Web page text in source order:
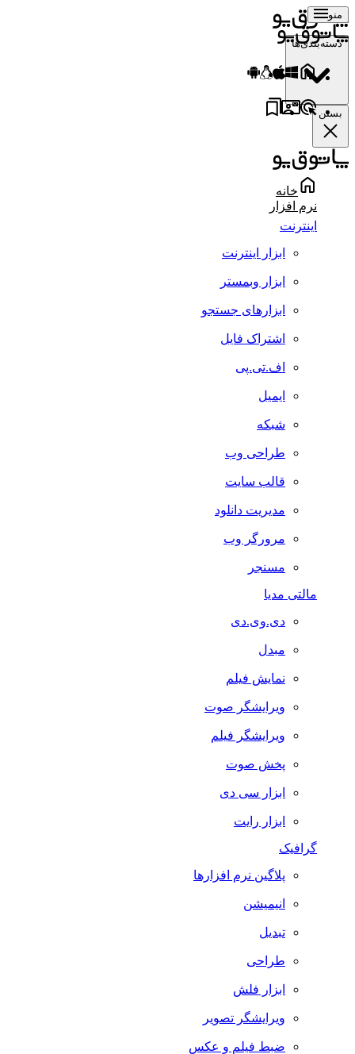
منو
دسته‌بندی‌ها
بستن
خانه
نرم افزار
اینترنت
ابزار اینترنت
ابزار وبمستر
ابزارهای جستجو
اشتراک فایل
اف.تی.پی
ایمیل
شبکه
طراحی وب
قالب سایت
مدیریت دانلود
مرورگر وب
مسنجر
مالتی مدیا
دی.وی.دی
مبدل
نمایش فیلم
ویرایشگر صوت
ویرایشگر فیلم
پخش صوت
ابزار سی دی
ابزار رایت
گرافیک
پلاگین نرم افزارها
انیمیشن
تبدیل
طراحی
ابزار فلش
ویرایشگر تصویر
ضبط فيلم و عكس